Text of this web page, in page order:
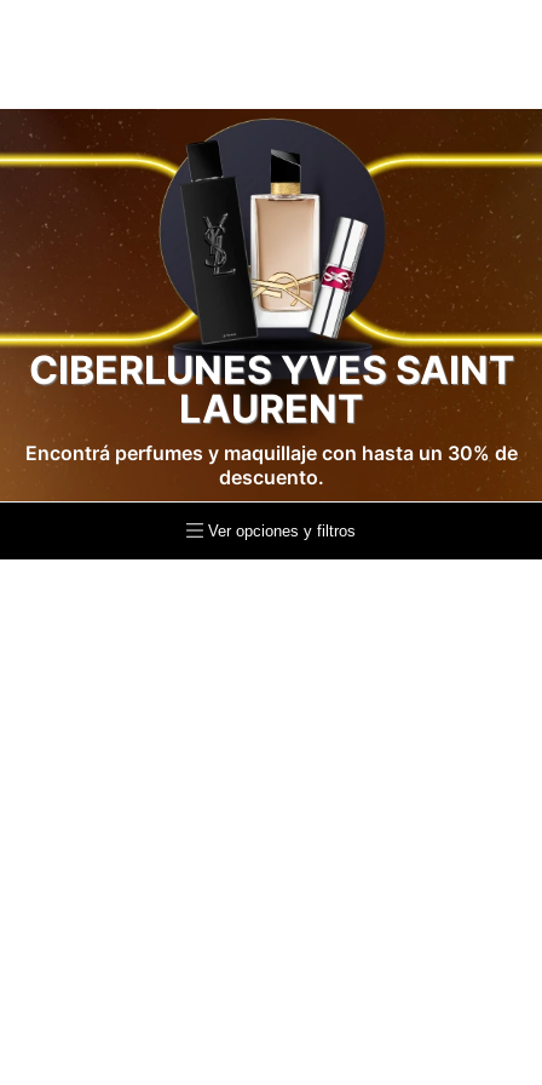
CIBERLUNES YVES SAINT
LAURENT
Encontrá perfumes y maquillaje con hasta un 30% de
descuento.
Ver opciones y filtros